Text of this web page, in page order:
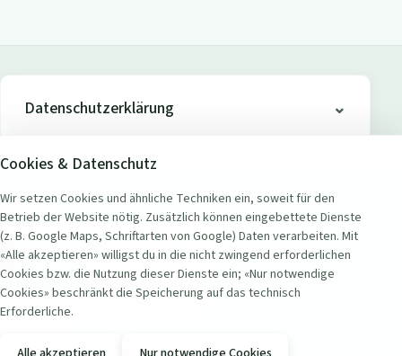
Datenschutzerklärung
ADRESSE
Seerestaurant Badi Wollishofen
Seestrasse 451
8038 Zürich Wollishofen, Schweiz
Cookies & Datenschutz
Wir setzen Cookies und ähnliche Techniken ein, soweit für den
Betrieb der Website nötig. Zusätzlich können eingebettete Dienste
(z. B. Google Maps, Schriftarten von Google) Daten verarbeiten. Mit
«Alle akzeptieren» willigst du in die nicht zwingend erforderlichen
Cookies bzw. die Nutzung dieser Dienste ein; «Nur notwendige
Cookies» beschränkt die Speicherung auf das technisch
Erforderliche.